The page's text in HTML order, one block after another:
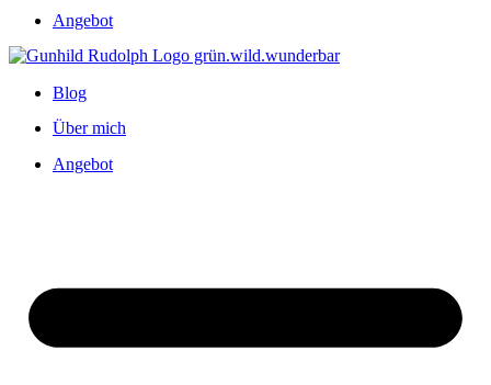
Angebot
Blog
Über mich
Angebot